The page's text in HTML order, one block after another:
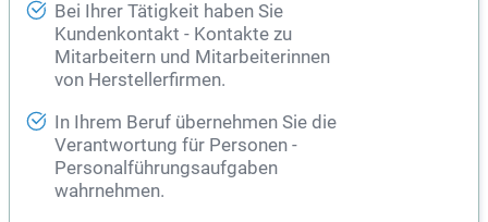
Bei Ihrer Tätigkeit haben Sie
Kundenkontakt - Kontakte zu
Mitarbeitern und Mitarbeiterinnen
von Herstellerfirmen.
In Ihrem Beruf übernehmen Sie die
Verantwortung für Personen -
Personalführungsaufgaben
wahrnehmen.